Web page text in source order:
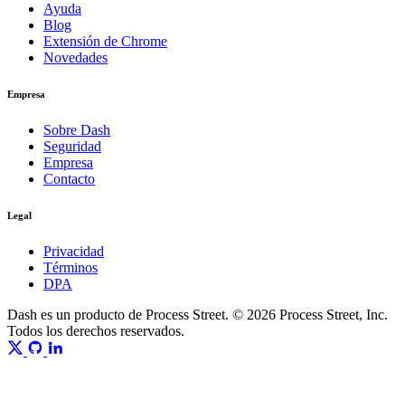
Ayuda
Blog
Extensión de Chrome
Novedades
Empresa
Sobre Dash
Seguridad
Empresa
Contacto
Legal
Privacidad
Términos
DPA
Dash es un producto de Process Street. © 2026 Process Street, Inc.
Todos los derechos reservados.